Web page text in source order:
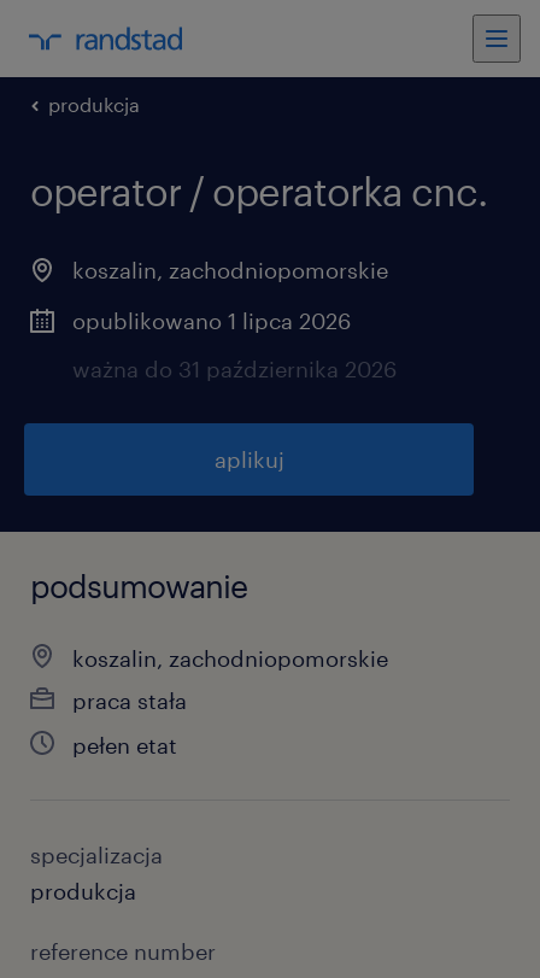
produkcja
operator / operatorka cnc.
koszalin, zachodniopomorskie
opublikowano 1 lipca 2026
ważna do 31 października 2026
aplikuj
podsumowanie
koszalin, zachodniopomorskie
praca stała
pełen etat
specjalizacja
produkcja
reference number